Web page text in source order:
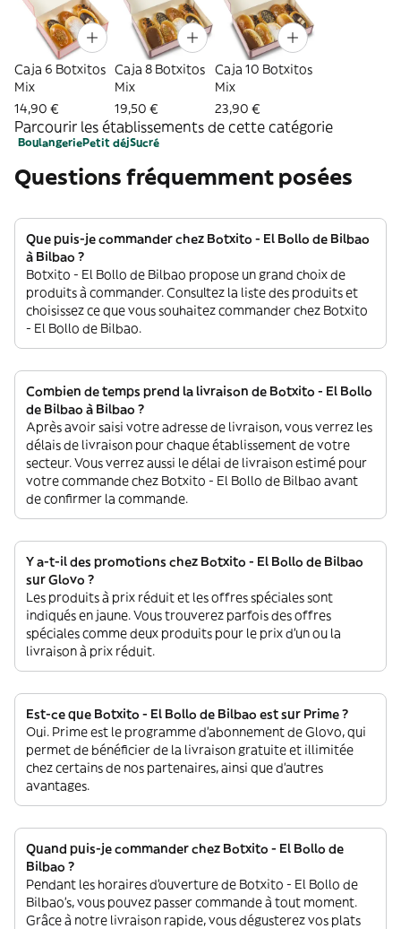
Caja 6 Botxitos
Mix
14,90 €
Caja 8 Botxitos
Mix
19,50 €
Caja 10 Botxitos
Mix
23,90 €
Parcourir les établissements de cette catégorie
BoulangeriePetit déjSucré
Questions fréquemment posées
Que puis-je commander chez Botxito - El Bollo de Bilbao
à Bilbao ?
Botxito - El Bollo de Bilbao propose un grand choix de
produits à commander. Consultez la liste des produits et
choisissez ce que vous souhaitez commander chez Botxito
- El Bollo de Bilbao.
Combien de temps prend la livraison de Botxito - El Bollo
de Bilbao à Bilbao ?
Après avoir saisi votre adresse de livraison, vous verrez les
délais de livraison pour chaque établissement de votre
secteur. Vous verrez aussi le délai de livraison estimé pour
votre commande chez Botxito - El Bollo de Bilbao avant
de confirmer la commande.
Y a-t-il des promotions chez Botxito - El Bollo de Bilbao
sur Glovo ?
Les produits à prix réduit et les offres spéciales sont
indiqués en jaune. Vous trouverez parfois des offres
spéciales comme deux produits pour le prix d'un ou la
livraison à prix réduit.
Est-ce que Botxito - El Bollo de Bilbao est sur Prime ?
Oui. Prime est le programme d’abonnement de Glovo, qui
permet de bénéficier de la livraison gratuite et illimitée
chez certains de nos partenaires, ainsi que d’autres
avantages.
Quand puis-je commander chez Botxito - El Bollo de
Bilbao ?
Pendant les horaires d'ouverture de Botxito - El Bollo de
Bilbao’s, vous pouvez passer commande à tout moment.
Grâce à notre livraison rapide, vous dégusterez vos plats